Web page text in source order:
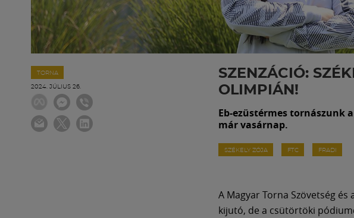
TORNA
2024. JÚLIUS 26.
SZENZÁCIÓ:
OLIMPIÁN!
Eb-ezüstérmes tornászunk
már vasárnap.
SZÉKELY ZÓJA FTC FRADI
A Magyar Torna Szövetség
kijutó, de a csütörtöki